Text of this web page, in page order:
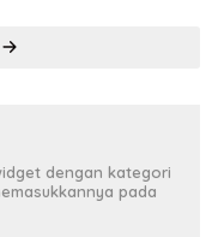
dengan kategori
pada